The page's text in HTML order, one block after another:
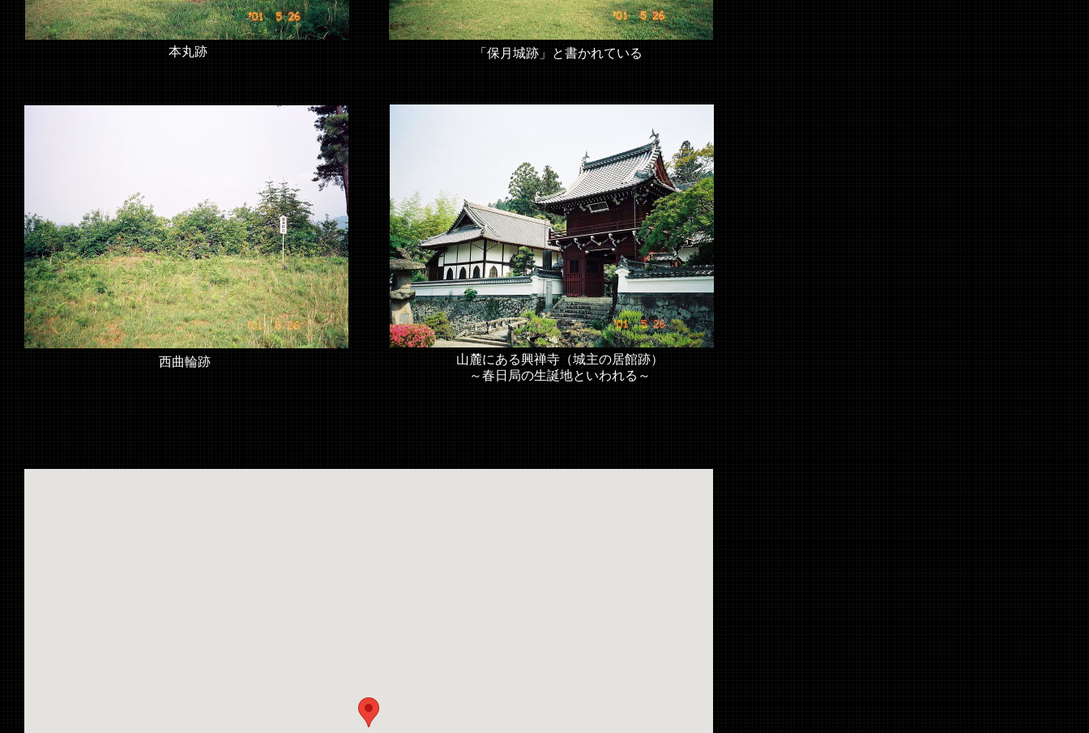
山麓にある興禅寺（城主の居館跡）
～春日局の生誕地といわれる～
西曲輪跡
「保月城跡」と書かれている
本丸跡